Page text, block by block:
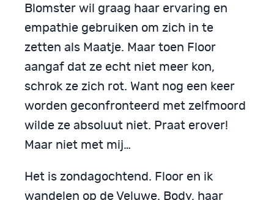
Blomster wil graag haar ervaring en
empathie gebruiken om zich in te
zetten als Maatje. Maar toen Floor
aangaf dat ze echt niet meer kon,
schrok ze zich rot. Want nog een keer
worden geconfronteerd met zelfmoord
wilde ze absoluut niet. Praat erover!
Maar niet met mij…
Het is zondagochtend. Floor en ik
wandelen op de Veluwe. Body, haar